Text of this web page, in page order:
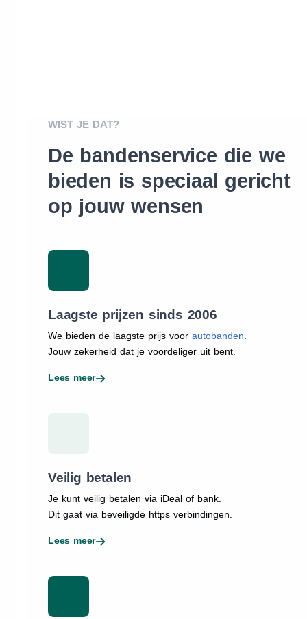
WIST JE DAT?
De bandenservice die we
bieden is speciaal gericht
op jouw wensen
Laagste prijzen sinds 2006
We bieden de laagste prijs voor autobanden
Jouw zekerheid dat je voordeliger uit bent.
Lees meer
Veilig betalen
Je kunt veilig betalen via iDeal of bank.
Dit gaat via beveiligde https verbindingen.
Lees meer